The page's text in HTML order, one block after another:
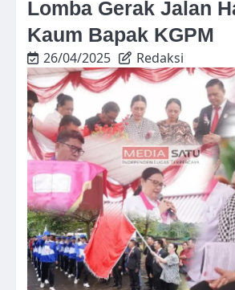
Lomba Gerak Jalan
Kaum Bapak KGPM
26/04/2025 Redaksi